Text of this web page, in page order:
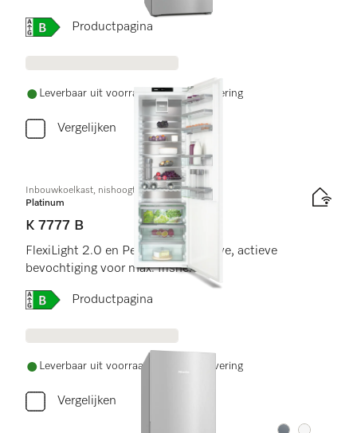
Online Label Flag, Energielabel
Productpagina
Leverbaar uit voorraad met gratis levering
Vergelijken
Inbouwkoelkast, nishoogte 178 cm
Platinum
K 7777 B
FlexiLight 2.0 en PerfectFresh Active, actieve
bevochtiging voor max. frisheid.
Online Label Flag, Energielabel
Productpagina
Leverbaar uit voorraad met gratis levering
Vergelijken